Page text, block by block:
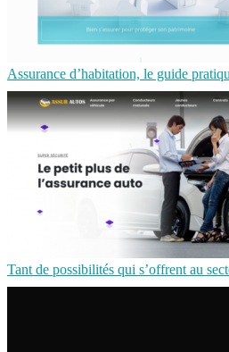
Assurance d’habitation, le guide
Tant de possibilités qui s’offrent au